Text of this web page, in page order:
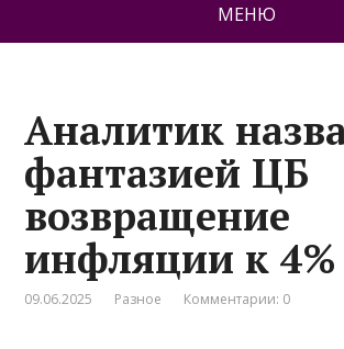
МЕНЮ
Аналитик
фантазией ЦБ
возвращение
инфляции к 4%
09.06.2025 Разное Комментарии: 0